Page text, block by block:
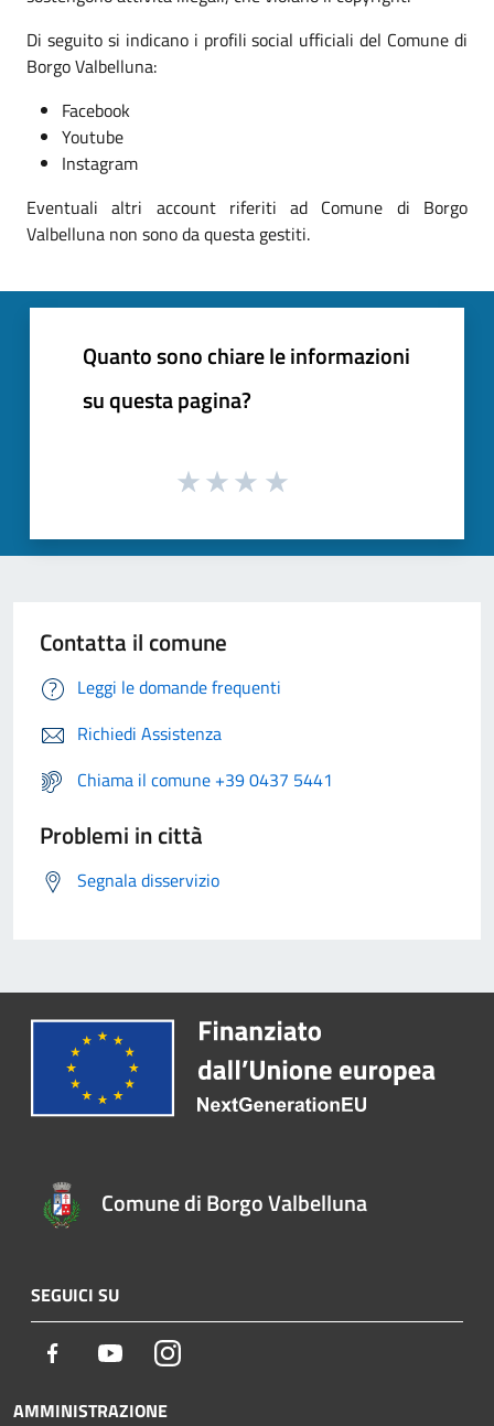
Di seguito si indicano i profili social ufficiali del Comune di
Borgo Valbelluna:
Facebook
Youtube
Instagram
Eventuali altri account riferiti ad Comune di Borgo
Valbelluna non sono da questa gestiti.
Quanto sono chiare le informazioni
su questa pagina?
Contatta il comune
Leggi le domande frequenti
Richiedi Assistenza
Chiama il comune +39 0437 5441
Problemi in città
Segnala disservizio
Comune di Borgo Valbelluna
SEGUICI SU
Facebook YoutubeInstagram
AMMINISTRAZIONE